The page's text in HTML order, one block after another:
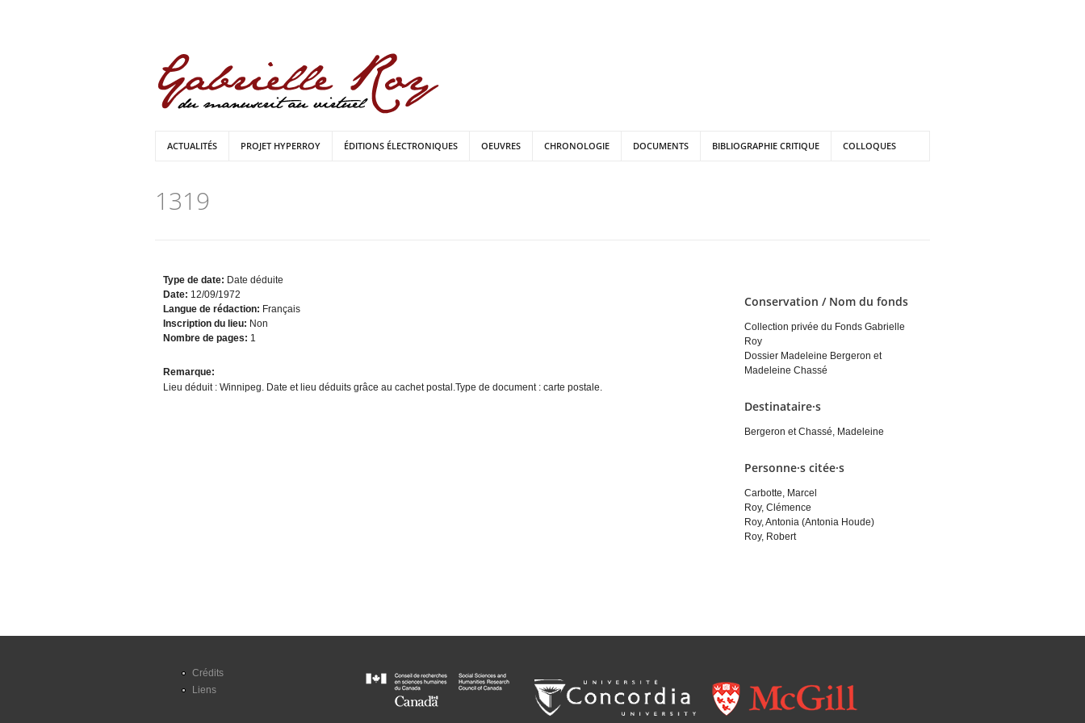
ACTUALITÉS PROJET HYPERROY ÉDITIONS ÉLECTRONIQUES OEUVRES CHRONOLOGIE DOCUMENTS BIBLIOGRAPHIE CRITIQUE COLLOQUES
1319
Type de date: Date déduite
Date: 12/09/1972
Langue de rédaction: Français
Inscription du lieu: Non
Nombre de pages: 1
Remarque:
Lieu déduit : Winnipeg. Date et lieu déduits grâce au cachet postal.Type de document : carte postale.
Conservation / Nom du fonds
Collection privée du Fonds Gabrielle
Roy
Dossier Madeleine Bergeron et
Madeleine Chassé
Destinataire·s
Bergeron et Chassé, Madeleine
Personne·s citée·s
Carbotte, Marcel
Roy, Clémence
Roy, Antonia (Antonia Houde)
Roy, Robert
Crédits
Liens